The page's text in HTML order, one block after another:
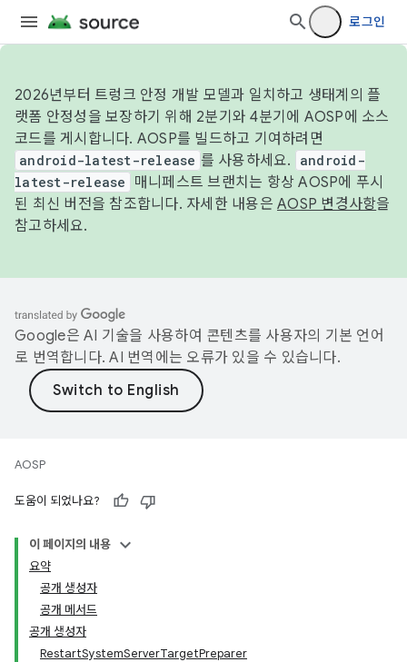
로그인
2026년부터 트렁크 안정 개발 모델과 일치하고 생태계의 플
랫폼 안정성을 보장하기 위해 2분기와 4분기에 AOSP에 소스
코드를 게시합니다. AOSP를 빌드하고 기여하려면
android-latest-release 를 사용하세요.
android-
latest-release
매니페스트 브랜치는 항상 AOSP에 푸시
된 최신 버전을 참조합니다. 자세한 내용은 AOSP 변경사항을
참고하세요.
Google은 AI 기술을 사용하여 콘텐츠를 사용자의 기본 언어
로 번역합니다. AI 번역에는 오류가 있을 수 있습니다.
AOSP
도움이 되었나요?
이 페이지의 내용
요약
공개 생성자
공개 메서드
공개 생성자
RestartSystemServerTargetPreparer